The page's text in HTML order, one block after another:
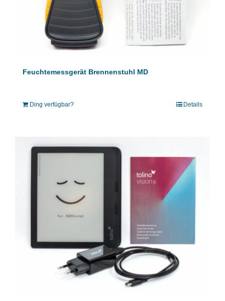
Feuchtemessgerät Brennenstuhl MD
Ding verfügbar? Details